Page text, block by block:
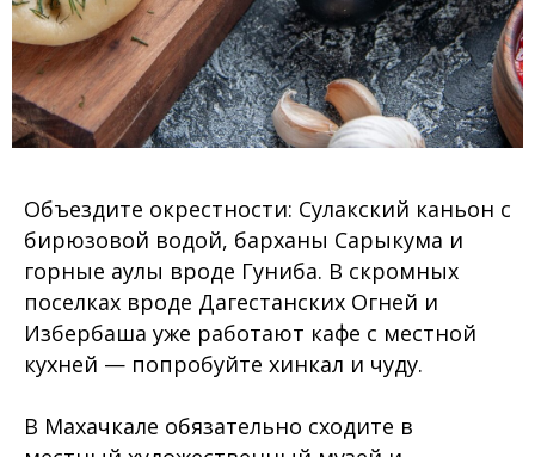
Объездите окрестности: Сулакский каньон с
бирюзовой водой, барханы Сарыкума и
горные аулы вроде Гуниба. В скромных
поселках вроде Дагестанских Огней и
Избербаша уже работают кафе с местной
кухней — попробуйте хинкал и чуду.
В Махачкале обязательно сходите в